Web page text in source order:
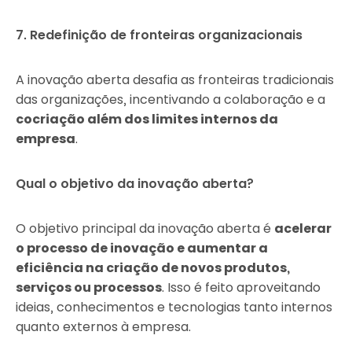
7. Redefinição de fronteiras organizacionais
A inovação aberta desafia as fronteiras tradicionais
das organizações, incentivando a colaboração e a
cocriação além dos limites internos da
empresa.
Qual o objetivo da inovação aberta?
O objetivo principal da inovação aberta é acelerar
o processo de inovação e aumentar a
eficiência na criação de novos produtos,
serviços ou processos. Isso é feito aproveitando
ideias, conhecimentos e tecnologias tanto internos
quanto externos à empresa.